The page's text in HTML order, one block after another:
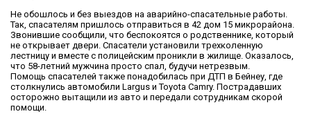
Не обошлось и без выездов на аварийно-спасательные работы.
Так, спасателям пришлось отправиться в 42 дом 15 микрорайона.
Звонившие сообщили, что беспокоятся о родственнике, который
не открывает двери. Спасатели установили трехколенную
лестницу и вместе с полицейским проникли в жилище. Оказалось,
что 58-летний мужчина просто спал, будучи нетрезвым.
Помощь спасателей также понадобилась при ДТП в Бейнеу, где
столкнулись автомобили Largus и Toyota Camry. Пострадавших
осторожно вытащили из авто и передали сотрудникам скорой
помощи.